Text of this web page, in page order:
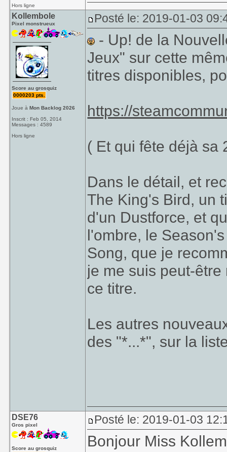
Hors ligne
Kollembole
Pixel monstrueux
Score au grosquiz
0000203 pts.
Joue àMon Backlog 2026
Inscrit : Feb 05, 2014
Messages : 4589
Hors ligne
Posté le: 2019-01-03
- Up! de la
Jeux" sur cette
titres disponibles,
https://
( Et qui fête déjà sa
Dans le détail, et
The King's Bird, un
d'un Dustforce, et
l'ombre, le
Song, que je
je me suis peut-
ce titre.
Les autres
des "*...*", sur la
DSE76
Gros pixel
Score au grosquiz
Posté le: 2019-01-03
Bonjour Miss